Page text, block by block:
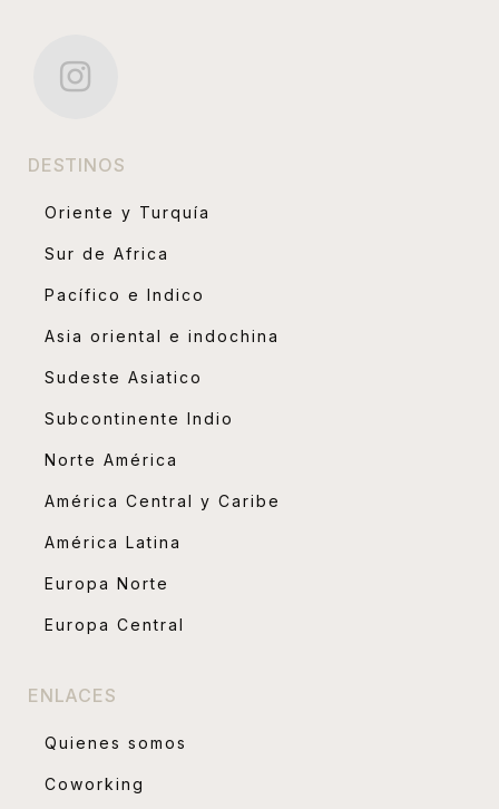
DESTINOS
Oriente y Turquía
Sur de Africa
Pacífico e Indico
Asia oriental e indochina
Sudeste Asiatico
Subcontinente Indio
Norte América
América Central y Caribe
América Latina
Europa Norte
Europa Central
ENLACES
Quienes somos
Coworking